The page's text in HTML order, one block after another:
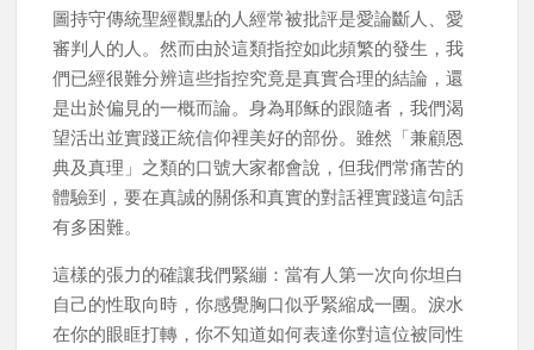
圖持守傳統聖經觀點的人經常被批評是愛論斷人、愛
審判人的人。然而由於這類指控如此頻繁的發生，我
們已經很難分辨這些指控究竟是真實合理的結論，還
是出於偏見的一概而論。身為耶稣的跟隨者，我們渴
望活出並實踐正統信仰裡美好的部份。雖然「兼顧恩
典及真理」之類的口號大家都會說，但我們常痛苦的
體驗到，要在真誠的關係和真實的對話裡實踐這句話
有多困難。
這樣的張力的確讓我們緊繃：當有人第一次向你坦白
自己的性取向時，你感覺胸口似乎緊縮成一團。淚水
在你的眼眶打轉，你不知道如何表達你對這位被同性